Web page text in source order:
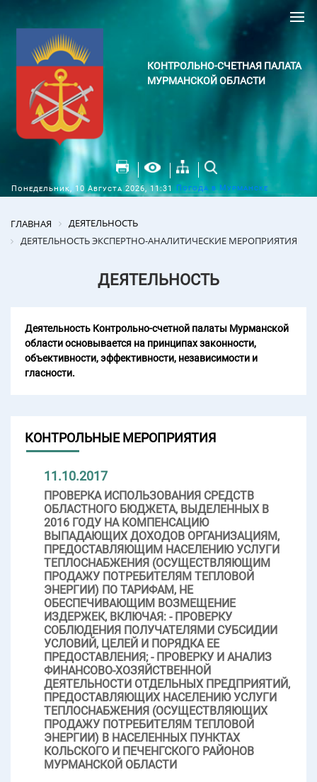
КОНТРОЛЬНО-СЧЕТНАЯ ПАЛАТА
МУРМАНСКОЙ ОБЛАСТИ
Понедельник, 10 Августа 2026, 11:31 Погода в Мурманске
ГЛАВНАЯ
ДЕЯТЕЛЬНОСТЬ
ДЕЯТЕЛЬНОСТЬ ЭКСПЕРТНО-АНАЛИТИЧЕСКИЕ МЕРОПРИЯТИЯ
ДЕЯТЕЛЬНОСТЬ
Деятельность Контрольно-счетной палаты Мурманской
области основывается на принципах законности,
объективности, эффективности, независимости и
гласности.
КОНТРОЛЬНЫЕ МЕРОПРИЯТИЯ
11.10.2017
ПРОВЕРКА ИСПОЛЬЗОВАНИЯ СРЕДСТВ
ОБЛАСТНОГО БЮДЖЕТА, ВЫДЕЛЕННЫХ В
2016 ГОДУ НА КОМПЕНСАЦИЮ
ВЫПАДАЮЩИХ ДОХОДОВ ОРГАНИЗАЦИЯМ,
ПРЕДОСТАВЛЯЮЩИМ НАСЕЛЕНИЮ УСЛУГИ
ТЕПЛОСНАБЖЕНИЯ (ОСУЩЕСТВЛЯЮЩИМ
ПРОДАЖУ ПОТРЕБИТЕЛЯМ ТЕПЛОВОЙ
ЭНЕРГИИ) ПО ТАРИФАМ, НЕ
ОБЕСПЕЧИВАЮЩИМ ВОЗМЕЩЕНИЕ
ИЗДЕРЖЕК, ВКЛЮЧАЯ: - ПРОВЕРКУ
СОБЛЮДЕНИЯ ПОЛУЧАТЕЛЯМИ СУБСИДИИ
УСЛОВИЙ, ЦЕЛЕЙ И ПОРЯДКА ЕЕ
ПРЕДОСТАВЛЕНИЯ; - ПРОВЕРКУ И АНАЛИЗ
ФИНАНСОВО-ХОЗЯЙСТВЕННОЙ
ДЕЯТЕЛЬНОСТИ ОТДЕЛЬНЫХ ПРЕДПРИЯТИЙ,
ПРЕДОСТАВЛЯЮЩИХ НАСЕЛЕНИЮ УСЛУГИ
ТЕПЛОСНАБЖЕНИЯ (ОСУЩЕСТВЛЯЮЩИХ
ПРОДАЖУ ПОТРЕБИТЕЛЯМ ТЕПЛОВОЙ
ЭНЕРГИИ) В НАСЕЛЕННЫХ ПУНКТАХ
КОЛЬСКОГО И ПЕЧЕНГСКОГО РАЙОНОВ
МУРМАНСКОЙ ОБЛАСТИ